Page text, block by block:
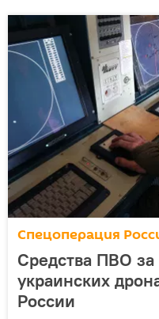
Спецоперация
Средства ПВО
украинских
России